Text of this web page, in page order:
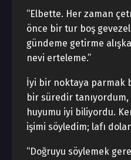
“Elbette. Her zaman
önce bir tur boş
gündeme getirme
nevi erteleme.”
İyi bir noktaya parmak
bir süredir
huyumu iyi biliyordu.
işimi söyledim; lafı
“Doğruyu söylemek